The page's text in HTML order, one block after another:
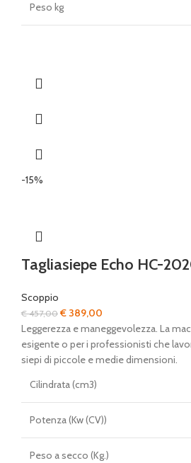
Peso kg
-15%
Tagliasiepe Echo HC-
Scoppio
€457,00Il
prezzo
originale
era:
€ 389,00
prezzo
attuale
è:
Leggerezza e maneggevolezza. La
esigente o per i professionisti che
siepi di piccole e medie dimensioni.
Cilindrata (cm3)
Potenza (Kw (CV))
Peso a secco (Kg.)